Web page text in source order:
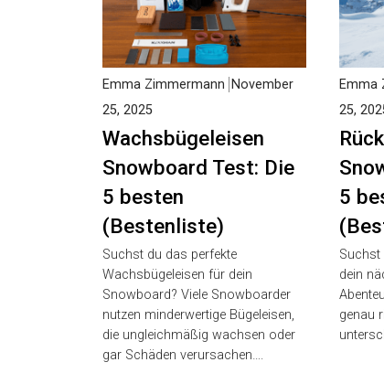
Wachsbügeleisen
Snowboard Test: Die
5 besten
(Bestenliste)
Emma Zimmermann November
25, 2025
Suchst du das perfekte
Wachsbügeleisen für dein
Snowboard? Viele Snowboarder
nutzen minderwertige Bügeleisen,
5
Emma
25, 2025
Suchst
dein